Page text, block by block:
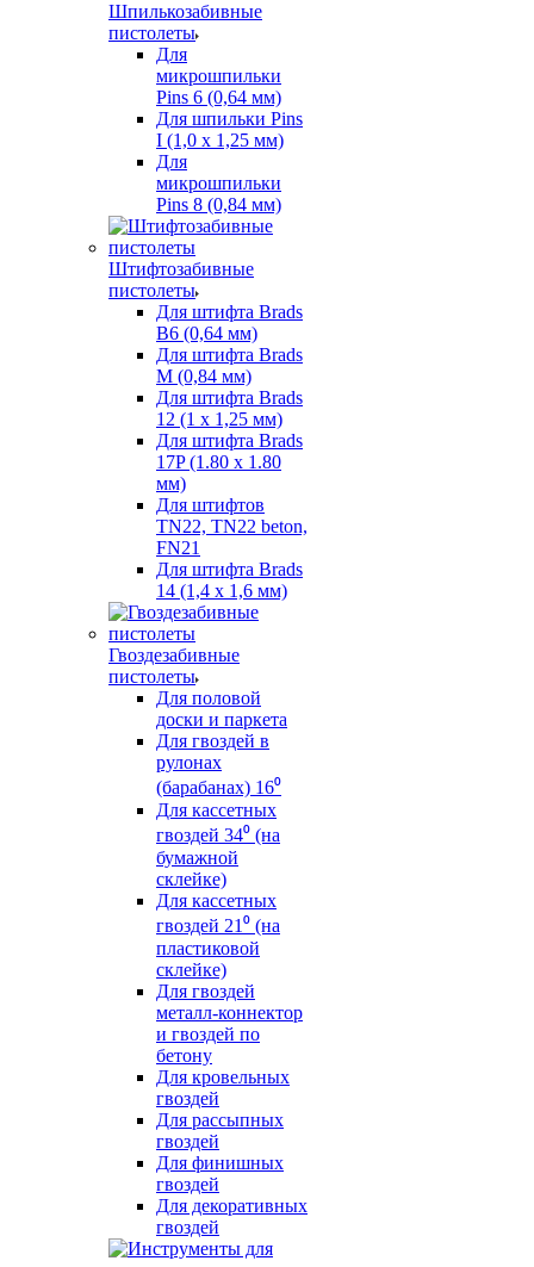
Шпилькозабивные
пистолеты
Для
микрошпильки
Pins 6 (0,64 мм)
Для шпильки Pins
I (1,0 х 1,25 мм)
Для
микрошпильки
Pins 8 (0,84 мм)
Штифтозабивные
пистолеты
Для штифта Brads
B6 (0,64 мм)
Для штифта Brads
M (0,84 мм)
Для штифта Brads
12 (1 х 1,25 мм)
Для штифта Brads
17P (1.80 x 1.80
мм)
Для штифтов
TN22, TN22 beton,
FN21
Для штифта Brads
14 (1,4 х 1,6 мм)
Гвоздезабивные
пистолеты
Для половой
доски и паркета
Для гвоздей в
рулонах
(барабанах) 16⁰
Для кассетных
гвоздей 34⁰ (на
бумажной
склейке)
Для кассетных
гвоздей 21⁰ (на
пластиковой
склейке)
Для гвоздей
металл-коннектор
и гвоздей по
бетону
Для кровельных
гвоздей
Для рассыпных
гвоздей
Для финишных
гвоздей
Для декоративных
гвоздей